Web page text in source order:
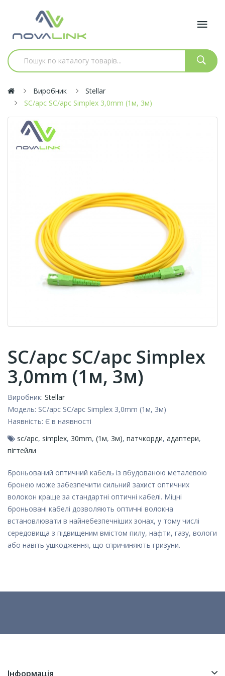
Виробник
Stellar
SC/apc SC/apc Simplex 3,0mm (1м, 3м)
SC/apc SC/apc Simplex
3,0mm (1м, 3м)
Виробник: Stellar
Модель: SC/apc SC/apc Simplex 3,0mm (1м, 3м)
Наявність: Є в наявності
sc/apc, simplex, 30mm, (1м, 3м), патчкорди, адаптери,
пігтейли
Броньований оптичний кабель із вбудованою металевою
бронею може забезпечити сильний захист оптичних
волокон краще за стандартні оптичні кабелі. Міцні
броньовані кабелі дозволяють оптичні волокна
встановлювати в найнебезпечніших зонах, у тому числі
середовища з підвищеним вмістом пилу, нафти, газу, вологи
або навіть ушкодження, що спричиняють гризуни.
Інформація